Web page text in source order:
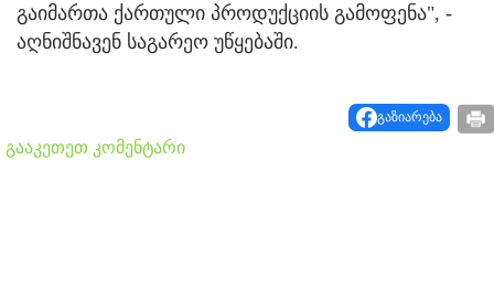
გაიმართა ქართული პროდუქციის გამოფენა", -
აღნიშნავენ საგარეო უწყებაში.
გაზიარება
გააკეთეთ კომენტარი